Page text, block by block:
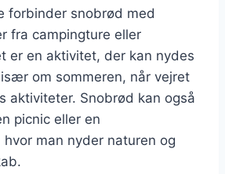
forbinder snobrød med
fra campingture eller
er en aktivitet, der kan nydes
om sommeren, når vejret
aktiviteter. Snobrød kan også
picnic eller en
man nyder naturen og